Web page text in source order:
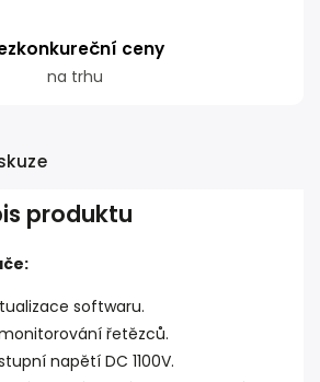
ceny
na trhu
produktu
softwaru.
řetězců.
napětí DC 1100V.